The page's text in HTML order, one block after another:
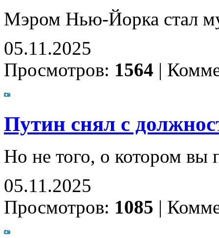
Мэром Нью-Йорка стал
05.11.2025
Просмотров: 1564 |
Путин снял с
Но не того, о котором вы
05.11.2025
Просмотров: 1085 |